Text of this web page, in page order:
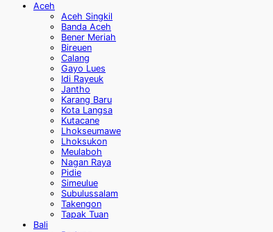
Aceh
Aceh Singkil
Banda Aceh
Bener Meriah
Bireuen
Calang
Gayo Lues
Idi Rayeuk
Jantho
Karang Baru
Kota Langsa
Kutacane
Lhokseumawe
Lhoksukon
Meulaboh
Nagan Raya
Pidie
Simeulue
Subulussalam
Takengon
Tapak Tuan
Bali